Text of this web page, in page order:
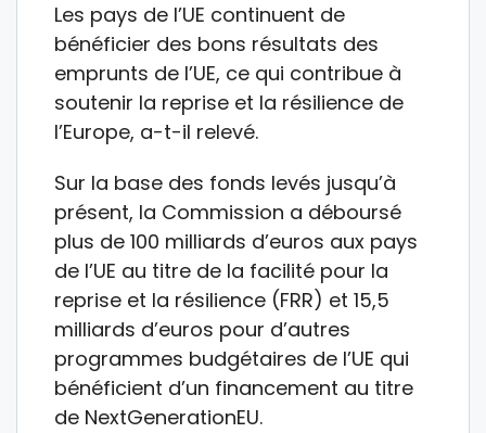
Les pays de l’UE continuent de
bénéficier des bons résultats des
emprunts de l’UE, ce qui contribue à
soutenir la reprise et la résilience de
l’Europe, a-t-il relevé.
Sur la base des fonds levés jusqu’à
présent, la Commission a déboursé
plus de 100 milliards d’euros aux pays
de l’UE au titre de la facilité pour la
reprise et la résilience (FRR) et 15,5
milliards d’euros pour d’autres
programmes budgétaires de l’UE qui
bénéficient d’un financement au titre
de NextGenerationEU.